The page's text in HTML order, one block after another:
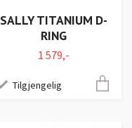
SALLY TITANIUM D-
RING
1 579,-
Tilgjengelig